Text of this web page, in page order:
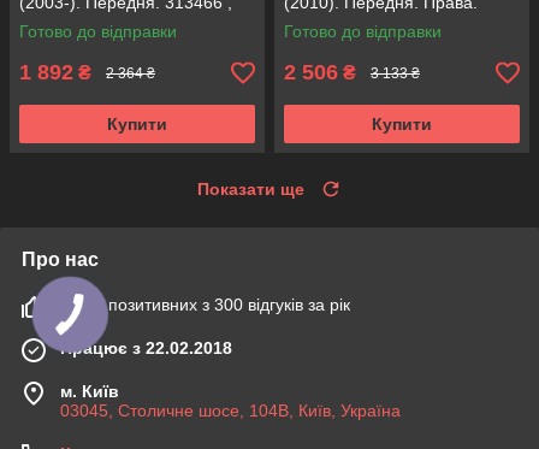
317151 KOREA Аксусс!
Готово до відправки
1 892 ₴ 2 364 ₴
Купити
315472 , 339373 KOREA
Аксусс!
Готово до відправки
2 506 ₴ 3 133 ₴
Купити
Показати ще
Про нас
100% позитивних з 300 відгуків за рік
Працює з 22.02.2018
м. Київ
03045, Столичне шосе, 104B, Київ, Україна